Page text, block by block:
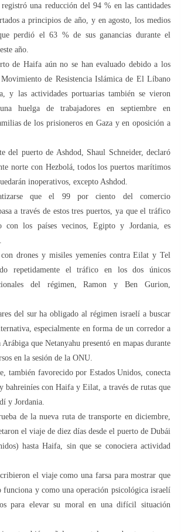
una reducción del 94 % en las cantidades
a principios de año, y en agosto, los medios
perdió el 63 % de sus ganancias durante el
año.
de Haifa aún no se han evaluado debido a los
Movimiento de Resistencia Islámica de El Líbano
y las actividades portuarias también se vieron
huelga de trabajadores en septiembre en
de los prisioneros en Gaza y en oposición a
del puerto de Ashdod, Shaul Schneider, declaró
norte con Hezbolá, todos los puertos marítimos
inoperativos, excepto Ashdod.
que el 99 por ciento del comercio
a través de estos tres puertos, ya que el tráfico
con los países vecinos, Egipto y Jordania, es
con drones y misiles yemeníes contra Eilat y Tel
repetidamente el tráfico en los dos únicos
del régimen, Ramon y Ben Gurion,
del sur ha obligado al régimen israelí a buscar
especialmente en forma de un corredor a
que Netanyahu presentó en mapas durante
en la sesión de la ONU.
también favorecido por Estados Unidos, conecta
bahreiníes con Haifa y Eilat, a través de rutas que
y Jordania.
de la nueva ruta de transporte en diciembre,
el viaje de diez días desde el puerto de Dubái
hasta Haifa, sin que se conociera actividad
el viaje como una farsa para mostrar que
funciona y como una operación psicológica israelí
para elevar su moral en una difícil situación